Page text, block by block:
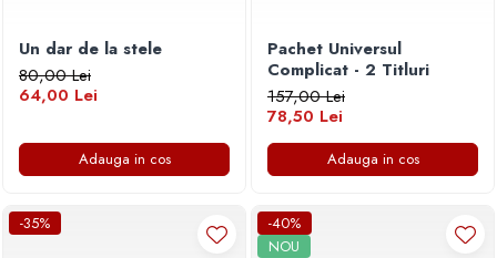
Un dar de la stele
80,00 Lei
64,00 Lei
Adauga in cos
Pachet Universul
Complicat - 2 Titluri
157,00 Lei
78,50 Lei
Adauga in cos
-35%
-40%
NOU